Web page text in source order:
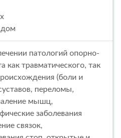
дом
патологий опорно-
как травматического, так
(боли и
переломы,
мышц,
заболевания
связок,